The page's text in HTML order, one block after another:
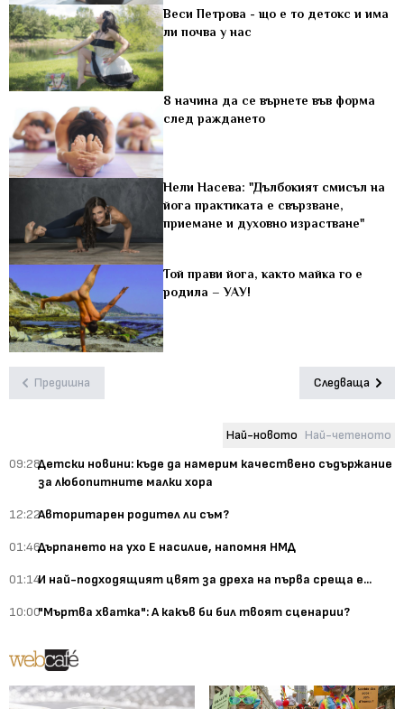
Веси Петрова - що е то детокс и има
ли почва у нас
8 начина да се върнете във форма
след раждането
Нели Насева: "Дълбокият смисъл на
йога практиката е свързване,
приемане и духовно израстване"
Той прави йога, както майка го е
родила – УАУ!
Предишна Следваща
Най-новото Най-четеното
09:28Детски новини: къде да намерим качествено съдържание
за любопитните малки хора
12:22Авторитарен родител ли съм?
01:46Дърпането на ухо Е насилие, напомня НМД
01:14И най-подходящият цвят за дреха на първа среща е...
10:00"Мъртва хватка": А какъв би бил твоят сценарии?